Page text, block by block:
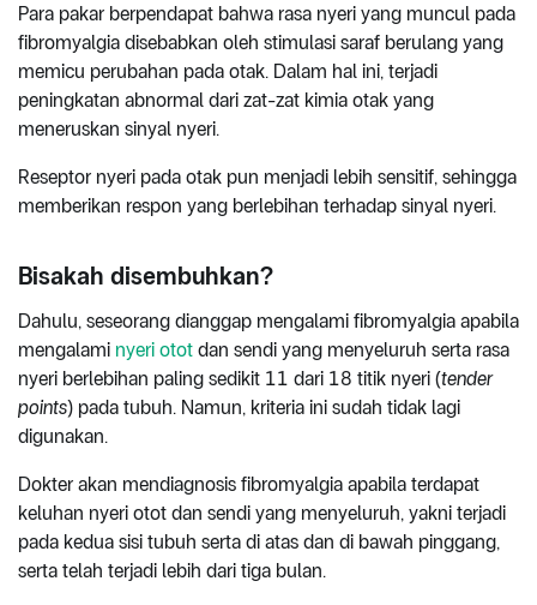
Para pakar berpendapat bahwa rasa nyeri yang muncul pada
fibromyalgia disebabkan oleh stimulasi saraf berulang yang
memicu perubahan pada otak. Dalam hal ini, terjadi
peningkatan abnormal dari zat-zat kimia otak yang
meneruskan sinyal nyeri.
Reseptor nyeri pada otak pun menjadi lebih sensitif, sehingga
memberikan respon yang berlebihan terhadap sinyal nyeri.
Bisakah disembuhkan?
Dahulu, seseorang dianggap mengalami fibromyalgia apabila
mengalami nyeri otot dan sendi yang menyeluruh serta rasa
nyeri berlebihan paling sedikit 11 dari 18 titik nyeri (tender
points) pada tubuh. Namun, kriteria ini sudah tidak lagi
digunakan.
Dokter akan mendiagnosis fibromyalgia apabila terdapat
keluhan nyeri otot dan sendi yang menyeluruh, yakni terjadi
pada kedua sisi tubuh serta di atas dan di bawah pinggang,
serta telah terjadi lebih dari tiga bulan.